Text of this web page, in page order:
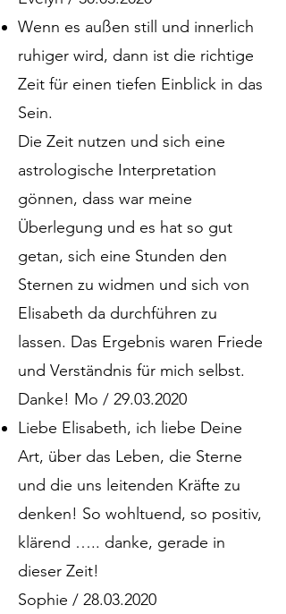
Wenn es außen still und innerlich
ruhiger wird, dann ist die richtige
Zeit für einen tiefen Einblick in das
Sein.
Die Zeit nutzen und sich eine
astrologische Interpretation
gönnen, dass war meine
Überlegung und es hat so gut
getan, sich eine Stunden den
Sternen zu widmen und sich von
Elisabeth da durchführen zu
lassen. Das Ergebnis waren Friede
und Verständnis für mich selbst.
Danke! Mo / 29.03.2020
Liebe Elisabeth, ich liebe Deine
Art, über das Leben, die Sterne
und die uns leitenden Kräfte zu
denken! So wohltuend, so positiv,
klärend ….. danke, gerade in
dieser Zeit!
Sophie / 28.03.2020